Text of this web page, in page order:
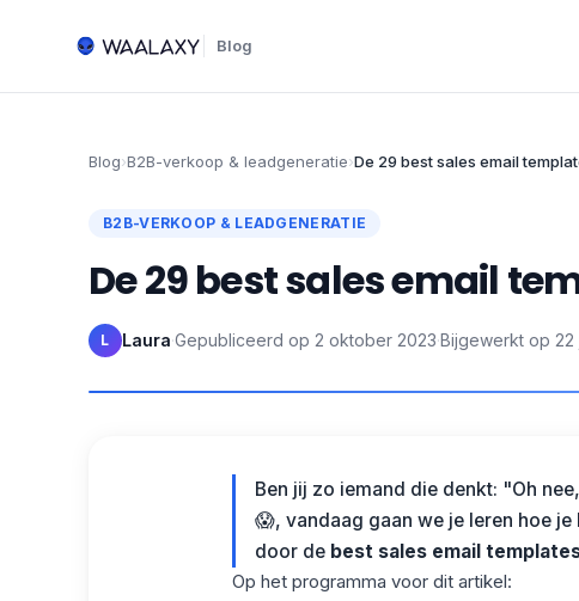
Blog
Blog›B2B-verkoop & leadgeneratie›De 29 best sales email
B2B-VERKOOP & LEADGENERATIE
De 29 best sales email
L Laura·Gepubliceerd op 2 oktober 2023·Bijgewerkt op 22
Ben jij zo iemand die denkt: "Oh
😱, vandaag gaan we je leren hoe
door de best sales email
Op het programma voor dit artikel: